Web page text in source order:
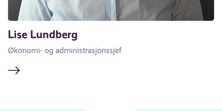
Lise Lundberg
Økonomi- og administrasjonssjef